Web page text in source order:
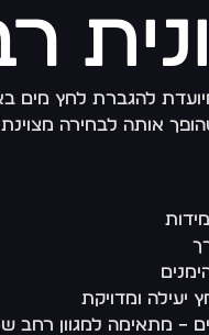
אותה לבחירה
יעילה ומדויקת
– מתאימה למגוון רחב